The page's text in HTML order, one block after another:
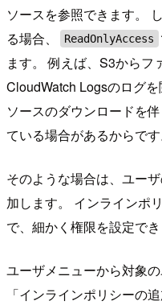
ソースを参照できます。
る場合、
ReadOnlyAccess
ます。 例えば、S3からフ
CloudWatch Logsのログ
ソースのダウンロードを
ている場合があるからです
そのような場合は、ユー
加します。 インラインポ
で、細かく権限を設定でき
ユーザメニューから対象
「インラインポリシーの